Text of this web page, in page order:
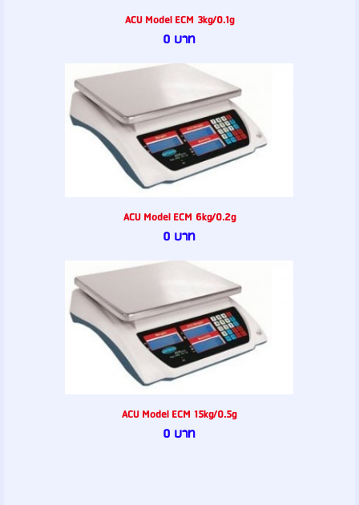
ACU Model ECM 3kg/0.1g
0 บาท
ACU Model ECM 6kg/0.2g
0 บาท
ACU Model ECM 15kg/0.5g
0 บาท